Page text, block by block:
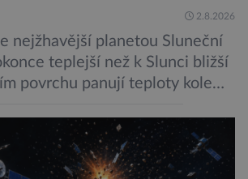
2.8.2026
nejžhavější planetou Sluneční
teplejší než k Slunci bližší
povrchu panují teploty kolem
a aby toho nebylo málo, z
kapky kyseliny sírové. Zkrátka,
ve kterém by příčetný člověk